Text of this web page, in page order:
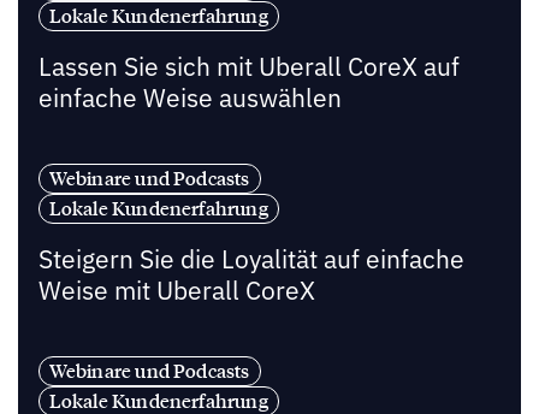
Lokale Kundenerfahrung
Lassen Sie sich mit Uberall CoreX auf
einfache Weise auswählen
Webinare und Podcasts
Lokale Kundenerfahrung
Steigern Sie die Loyalität auf einfache
Weise mit Uberall CoreX
Webinare und Podcasts
Lokale Kundenerfahrung